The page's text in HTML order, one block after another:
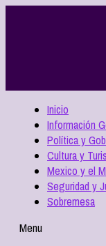
Inicio
Información
Política y
Cultura y
Mexico y el
Seguridad y
Sobremesa
Menu